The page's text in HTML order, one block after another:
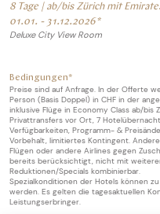
8 Tage | ab/bis Zürich mit
01.01. - 31.12.2026*
Deluxe City View Room
Bedingungen*
Preise sind auf Anfrage. In der Offerte
Person (Basis Doppel) in CHF in der
inklusive Flüge in Economy Class ab/bis
Privattransfers vor Ort, 7
Verfügbarkeiten, Programm- &
Vorbehalt, limitiertes Kontingent.
Flügen oder andere Airlines gegen
bereits berücksichtigt, nicht mit
Reduktionen/Specials kombinierbar.
​Spezialkonditionen der Hotels können
werden. Es gelten die tagesaktuellen
Leistungserbringer.